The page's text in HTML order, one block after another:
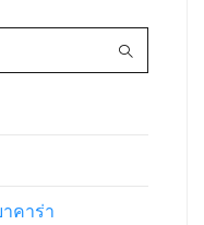
คาร่า